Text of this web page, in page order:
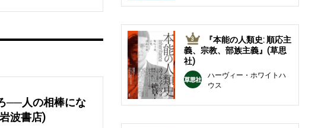
──人の相棒にな
波書店)
3
『本能の人類史: 順応主
義、宗教、部族主義』(草思
社)
ハーヴィー・ホワイトハ
ウス